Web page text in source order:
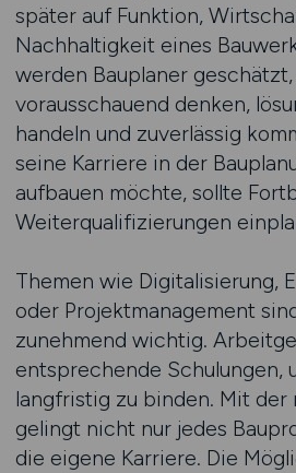
später auf Funktion,
Nachhaltigkeit eines
werden Bauplaner
vorausschauend denken,
handeln und zuverlässig
seine Karriere in der
aufbauen möchte, sollte
Weiterqualifizierungen
Themen wie Digitalisierung,
oder Projektmanagement
zunehmend wichtig.
entsprechende Schulungen,
langfristig zu binden. Mit der
gelingt nicht nur jedes
die eigene Karriere. Die